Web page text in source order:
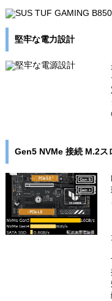
堅牢な電力設計
Gen5 NVMe 接続 M.2ス